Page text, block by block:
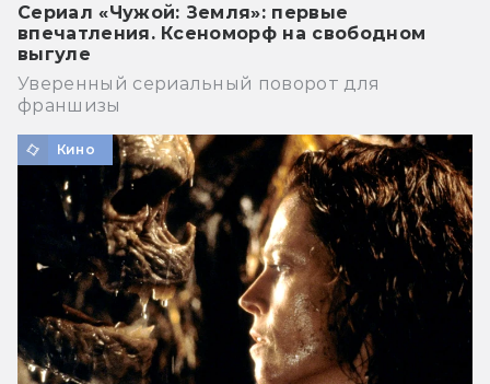
Сериал «Чужой: Земля»: первые
впечатления. Ксеноморф на свободном
выгуле
Уверенный сериальный поворот для
франшизы
Кино